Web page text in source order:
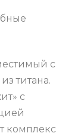
с
титана.
с
комплекс